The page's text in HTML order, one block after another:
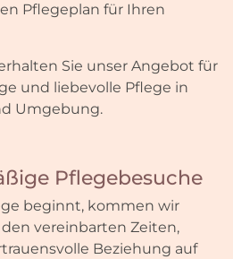
Pflegeplan für Ihren
Sie unser Angebot für
und liebevolle Pflege in
Umgebung.
Pflegebesuche
beginnt, kommen wir
vereinbarten Zeiten,
Beziehung auf